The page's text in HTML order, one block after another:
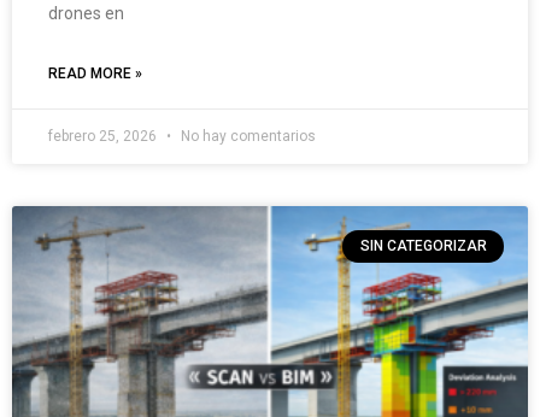
drones en
READ MORE »
febrero 25, 2026 No hay comentarios
SIN CATEGORIZAR